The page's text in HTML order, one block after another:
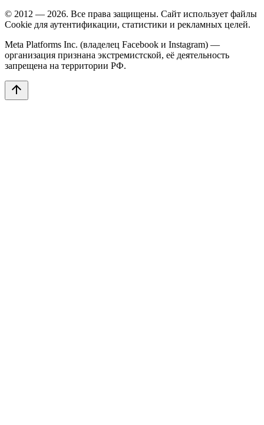
© 2012 — 2026. Все права защищены. Сайт использует файлы
Cookie для аутентификации, статистики и рекламных целей.
Meta Platforms Inc. (владелец Facebook и Instagram) —
организация признана экстремистской, её деятельность
запрещена на территории РФ.
arrow_upward